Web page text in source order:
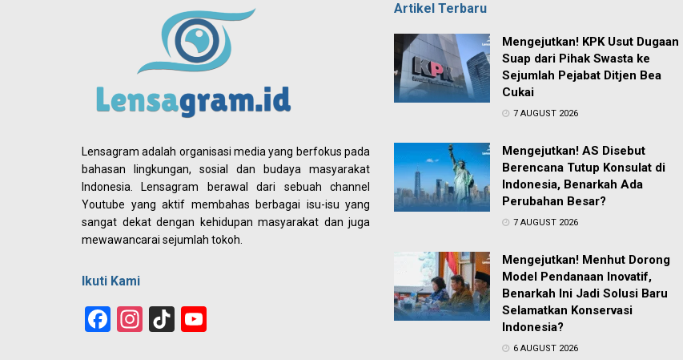
Lensagram adalah organisasi media yang berfokus pada
bahasan lingkungan, sosial dan budaya masyarakat
Indonesia. Lensagram berawal dari sebuah channel
Youtube yang aktif membahas berbagai isu-isu yang
sangat dekat dengan kehidupan masyarakat dan juga
mewawancarai sejumlah tokoh.
Ikuti Kami
Facebook
Instagram
TikTok
Artikel Terbaru
Mengejutkan! KPK Usut Dugaan
Suap dari Pihak Swasta ke
Sejumlah Pejabat Ditjen Bea
Cukai
7 AUGUST 2026
Mengejutkan! AS Disebut
Berencana Tutup Konsulat di
Indonesia, Benarkah Ada
Perubahan Besar?
7 AUGUST 2026
Mengejutkan! Menhut Dorong
Model Pendanaan Inovatif,
Benarkah Ini Jadi Solusi Baru
Selamatkan Konservasi
Indonesia?
6 AUGUST 2026